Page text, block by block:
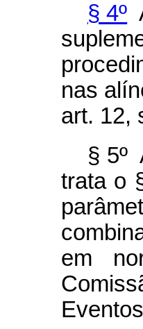
§ 4º
nas
art. 12,
§ 5º
trata o
em